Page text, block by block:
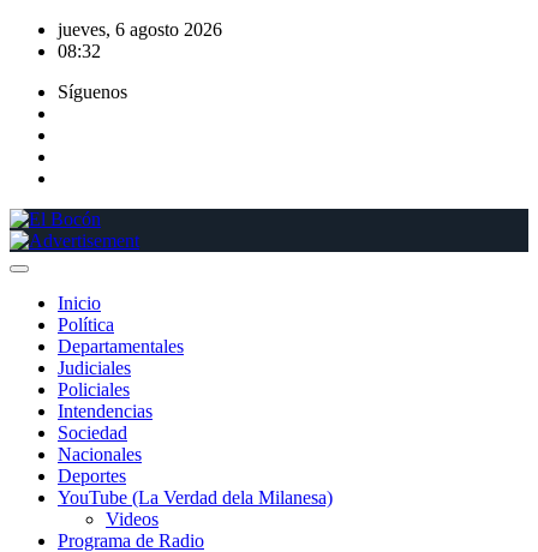
Saltar
jueves, 6 agosto 2026
08:32
Síguenos
Inicio
Política
Departamentales
Judiciales
Policiales
Intendencias
Sociedad
Nacionales
Deportes
YouTube (La Verdad dela Milanesa)
Videos
Programa de Radio